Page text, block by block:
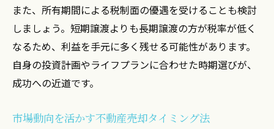
また、所有期間による税制面の優遇を受けることも検討
しましょう。短期譲渡よりも長期譲渡の方が税率が低く
なるため、利益を手元に多く残せる可能性があります。
自身の投資計画やライフプランに合わせた時期選びが、
成功への近道です。
市場動向を活かす不動産売却タイミング法